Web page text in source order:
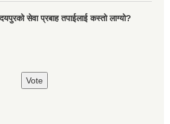
सेवा प्रबाह तपाईलाई कस्तो लाग्यो?